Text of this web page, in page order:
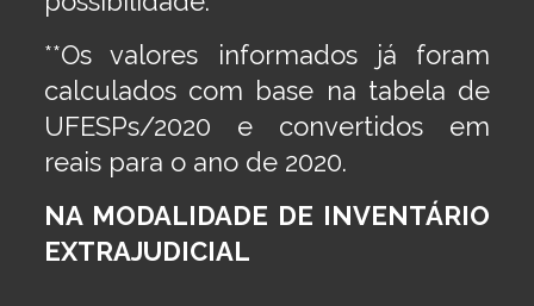
**Os valores informados já foram
calculados com base na tabela de
UFESPs/2020 e convertidos em
reais para o ano de 2020.
NA MODALIDADE DE INVENTÁRIO
EXTRAJUDICIAL